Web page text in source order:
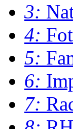
3:
4:
5:
6:
7: